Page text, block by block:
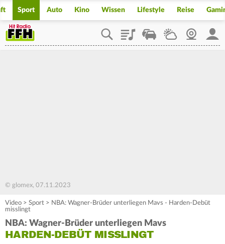
Sport Auto Kino Wissen Lifestyle Reise
PlaylistStaupilotWetterWebcam
© glomex, 07.11.2023
Video > Sport > NBA: Wagner-Brüder unterliegen Mavs - Harden-Debüt
misslingt
NBA: Wagner-Brüder unterliegen Mavs
HARDEN-DEBÜT MISSLINGT